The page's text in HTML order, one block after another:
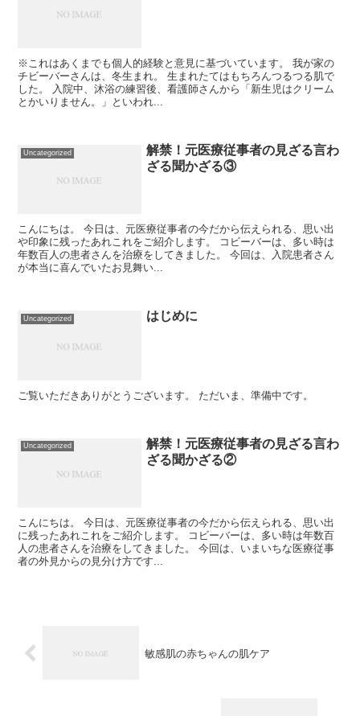
※これはあくまでも個人的経験と意見に基づいています。 我が家の
チビーバーさんは、冬生まれ。 生まれたてはもちろんつるつる肌で
した。 入院中、沐浴の練習後、看護師さんから「新生児はクリーム
とかいりません。」といわれ...
Uncategorized
解禁！元医療従事者の見ざる言わ
ざる聞かざる③
こんにちは。 今日は、元医療従事者の今だから伝えられる、思い出
や印象に残ったあれこれをご紹介します。 コビーバーは、多い時は
年数百人の患者さんを治療をしてきました。 今回は、入院患者さん
が本当に喜んでいたお見舞い...
Uncategorized はじめに
ご覧いただきありがとうございます。 ただいま、準備中です。
Uncategorized
解禁！元医療従事者の見ざる言わ
ざる聞かざる②
こんにちは。 今日は、元医療従事者の今だから伝えられる、思い出
に残ったあれこれをご紹介します。 コビーバーは、多い時は年数百
人の患者さんを治療をしてきました。 今回は、いまいちな医療従事
者の外見からの見分け方です...
敏感肌の赤ちゃんの肌ケア